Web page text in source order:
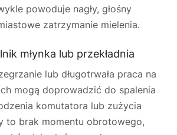
powoduje nagły, głośny
zatrzymanie mielenia.
młynka lub przekładnia
lub długotrwała praca na
mogą doprowadzić do spalenia
komutatora lub zużycia
to brak momentu obrotowego,